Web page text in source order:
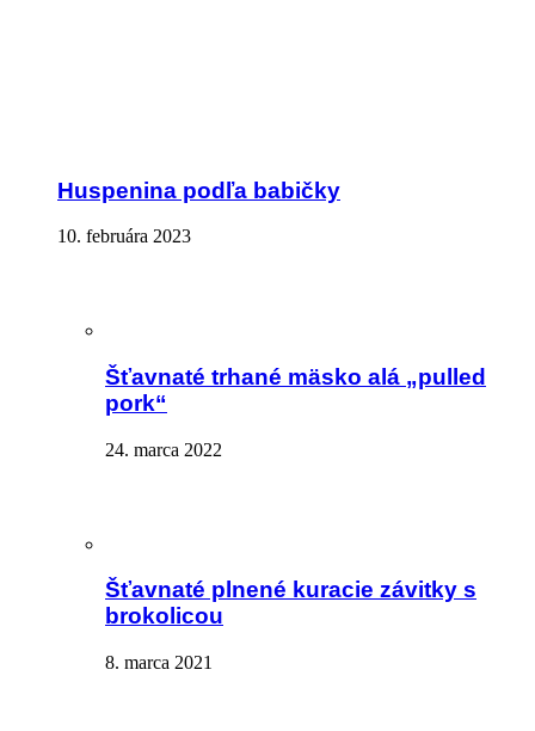
Huspenina podľa babičky
10. februára 2023
Šťavnaté trhané mäsko alá „pulled
pork“
24. marca 2022
Šťavnaté plnené kuracie závitky s
brokolicou
8. marca 2021